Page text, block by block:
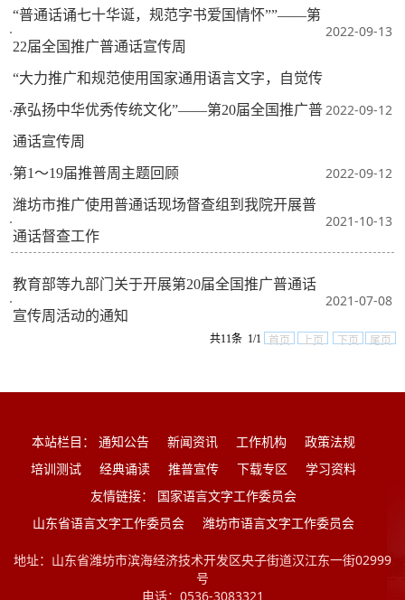
·
“普通话诵七十华诞，规范字书爱国情怀””——第
22届全国推广普通话宣传周
2022-09-13
·
“大力推广和规范使用国家通用语言文字，自觉传
承弘扬中华优秀传统文化”——第20届全国推广普
通话宣传周
2022-09-12
·第1～19届推普周主题回顾 2022-09-12
·
潍坊市推广使用普通话现场督查组到我院开展普
通话督查工作
2021-10-13
·
教育部等九部门关于开展第20届全国推广普通话
宣传周活动的通知
2021-07-08
共11条 1/1 首页 上页 下页 尾页
本站栏目： 通知公告 新闻资讯 工作机构
政策法规
培训测试
经典诵读 推普宣传 下载专区
学习资料
友情链接： 国家语言文字工作委员会
山东省语言文字工作委员会
潍坊市语言文字工作委员会
地址：山东省潍坊市滨海经济技术开发区央子街道汉江东一街02999
号
电话：0536-3083321